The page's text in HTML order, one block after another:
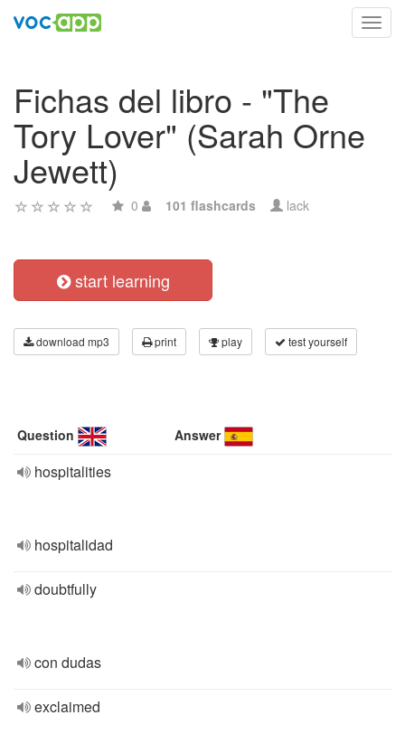
Fichas del libro - "The
Tory Lover" (Sarah Orne
Jewett)
0 101 flashcards lack
start learning
download mp3 print play test yourself
Question Answer
hospitalities
hospitalidad
doubtfully
con dudas
exclaimed